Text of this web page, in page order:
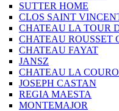
SUTTER HOME
CLOS SAINT
CHATEAU LA TOUR
CHATEAU ROUSSET
CHATEAU FAYAT
JANSZ
CHATEAU LA
JOSEPH CASTAN
REGIA MAESTA
MONTEMAJOR